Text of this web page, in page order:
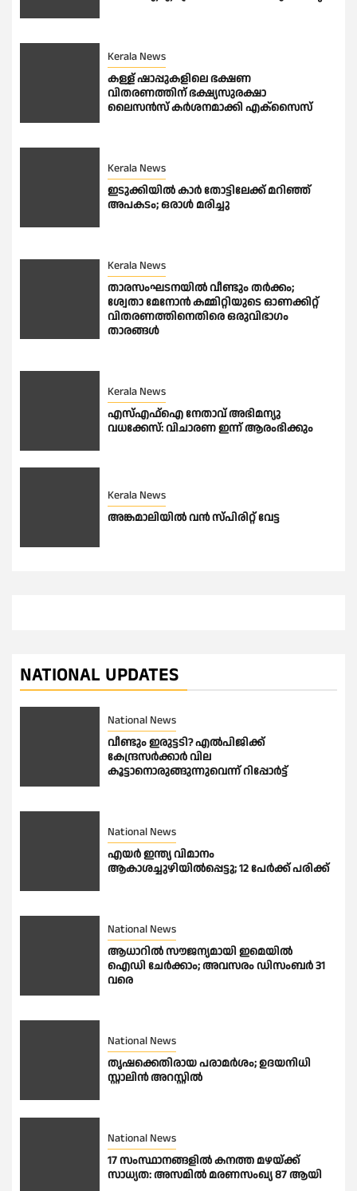
Kerala News
കള്ള് ഷാപ്പുകളിലെ ഭക്ഷണ
വിതരണത്തിന് ഭക്ഷ്യസുരക്ഷാ
ലൈസന്‍സ് കര്‍ശനമാക്കി എക്‌സൈസ്
Kerala News
ഇടുക്കിയിൽ കാർ തോട്ടിലേക്ക് മറിഞ്ഞ്
അപകടം; ഒരാൾ മരിച്ചു
Kerala News
താരസംഘടനയില്‍ വീണ്ടും തര്‍ക്കം;
ശ്വേതാ മേനോന്‍ കമ്മിറ്റിയുടെ ഓണക്കിറ്റ്
വിതരണത്തിനെതിരെ ഒരുവിഭാഗം
താരങ്ങള്‍
Kerala News
എസ്എഫ്ഐ നേതാവ് അഭിമന്യു
വധക്കേസ്: വിചാരണ ഇന്ന് ആരംഭിക്കും
Kerala News
അങ്കമാലിയിൽ വൻ സ്പിരിറ്റ് വേട്ട
NATIONAL UPDATES
National News
വീണ്ടും ഇരുട്ടടി? എല്‍പിജിക്ക്
കേന്ദ്രസർക്കാർ വില
കൂട്ടാനൊരുങ്ങുന്നുവെന്ന് റിപ്പോർട്ട്
National News
എയർ ഇന്ത്യ വിമാനം
ആകാശച്ചുഴിയിൽപ്പെട്ടു; 12 പേർക്ക് പരിക്ക്
National News
ആധാറിൽ സൗജന്യമായി ഇമെയില്‍
ഐഡി ചേര്‍ക്കാം; അവസരം ഡിസംബര്‍ 31
വരെ
National News
തൃഷക്കെതിരായ പരാമർശം; ഉദയനിധി
സ്റ്റാലിൻ അറസ്റ്റിൽ
National News
17 സംസ്ഥാനങ്ങളിൽ കനത്ത മഴയ്ക്ക്
സാധ്യത: അസമിൽ മരണസംഖ്യ 87 ആയി